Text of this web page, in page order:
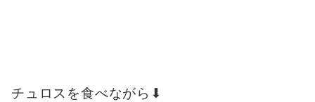
チュロスを食べながら⬇︎